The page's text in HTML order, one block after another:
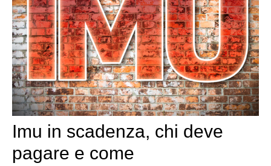
Imu in scadenza, chi deve
pagare e come